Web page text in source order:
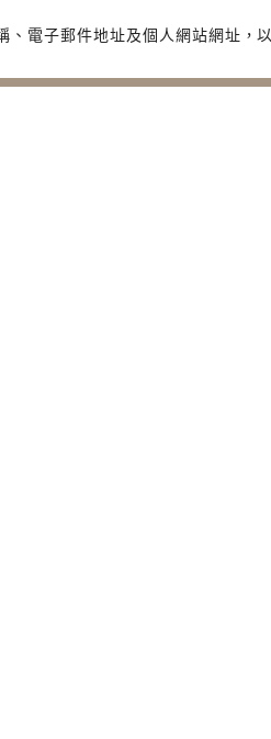
、電子郵件地址及個人網站網址，